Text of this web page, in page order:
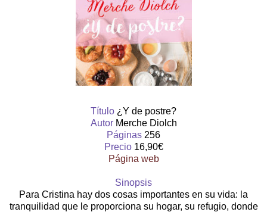
Título ¿Y de postre?
AutorMerche Diolch
Páginas 256
Precio16,90€
Página web
Sinopsis
Para Cristina hay dos cosas importantes en su vida: la
tranquilidad que le proporciona su hogar, su refugio, donde